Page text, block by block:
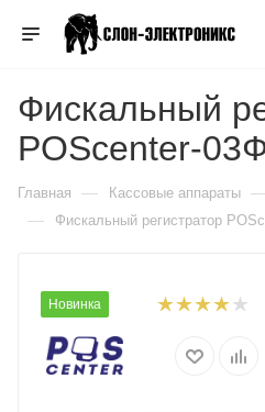
Фискальный
POScenter-
Главная — Кассовые аппараты
— Фискальный регистратор
Новинка